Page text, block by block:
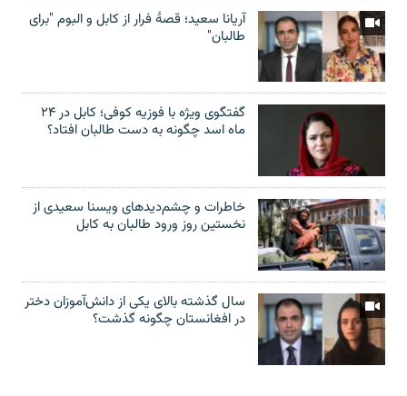
آریانا سعید؛ قصۀ فرار از کابل و البوم "برای
طالبان"
گفتگوی ویژه با فوزیه کوفی؛ کابل در ۲۴
ماه اسد چگونه به دست طالبان افتاد؟
خاطرات و چشم‌دید‌های ویسنا سعیدی از
نخستین روز ورود طالبان به کابل
سال گذشته بالای یکی از دانش‌آموزان دختر
در افغانستان چگونه گذشت؟